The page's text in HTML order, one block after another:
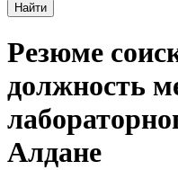
Найти
Резюме
должность
Алдане